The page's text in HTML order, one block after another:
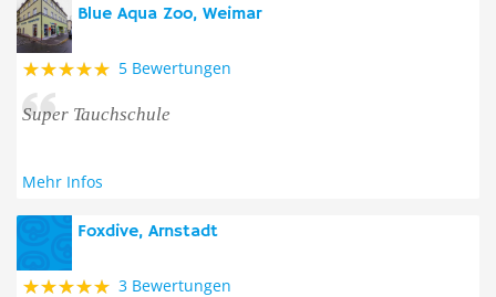
Blue Aqua Zoo, Weimar
5 Bewertungen
Super Tauchschule
Mehr Infos
Foxdive, Arnstadt
3 Bewertungen